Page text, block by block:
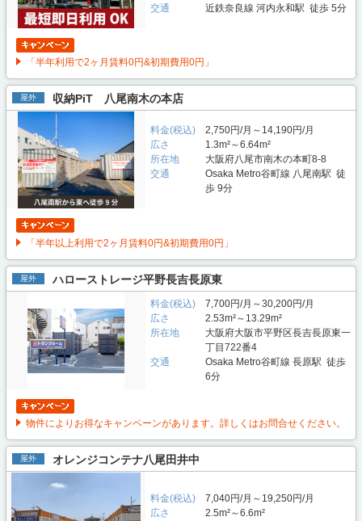
交通
近鉄奈良線 河内永和駅 徒歩 5分
「半年利用で2ヶ月賃料0円&初期費用0円」
屋外 収納PiT 八尾南木の本店
料金(税込)
2,750円/月～14,190円/月
広さ
1.3m²～6.64m²
所在地
大阪府八尾市南木の本町8-8
交通
Osaka Metro谷町線 八尾南駅 徒
歩 9分
「半年以上利用で2ヶ月賃料0円&初期費用0円」
屋外 ハローストレージ平野長吉長原東
料金(税込)
7,700円/月～30,200円/月
広さ
2.53m²～13.29m²
所在地
大阪府大阪市平野区長吉長原東一
丁目722番4
交通
Osaka Metro谷町線 長原駅 徒歩
6分
物件によりお得なキャンペーンがあります。詳しくはお問合せください。
屋外 オレンジコンテナ八尾田井中
料金(税込)
7,040円/月～19,250円/月
広さ
2.5m²～6.6m²